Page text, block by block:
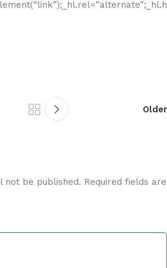
Older
not be published. Required fields are